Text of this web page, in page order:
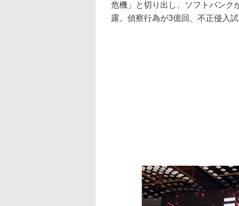
危機」と切り出し、ソフトバンク
露。偵察行為が3億回、不正侵入